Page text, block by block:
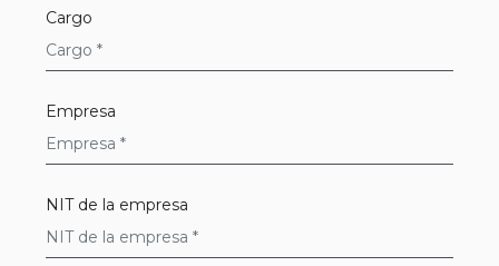
Requerido
Cargo
Requerido
Empresa
Requerido
NIT de la empresa